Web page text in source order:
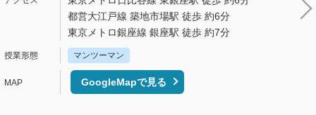
都営大江戸線 築地市場駅 徒歩 約6分
東京メトロ銀座線 銀座駅 徒歩 約7分
マンツーマン
GoogleMapで見る